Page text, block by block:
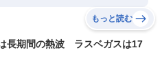
もっと読む
長期間の熱波 ラスベガスは17